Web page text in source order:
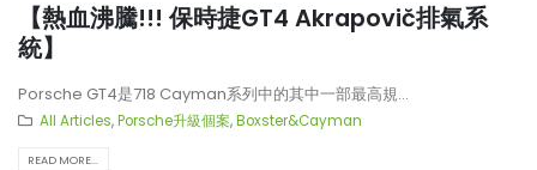
【熱血沸騰!!! 保時捷GT4 Akrapovič排氣系
統】
Porsche GT4是718 Cayman系列中的其中一部最高規...
All Articles,Porsche升級個案,Boxster&Cayman
READ MORE...